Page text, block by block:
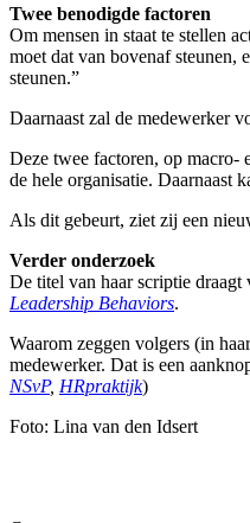
Twee benodigde factoren
Om mensen in staat te stellen
moet dat van bovenaf steunen,
steunen.”
Daarnaast zal de medewerker
Deze twee factoren, op macro-
de hele organisatie. Daarnaast
Als dit gebeurt, ziet zij een
Verder onderzoek
De titel van haar scriptie
Leadership Behaviors.
Waarom zeggen volgers (in
medewerker. Dat is een
NSvP, HRpraktijk)
Foto: Lina van den Idsert